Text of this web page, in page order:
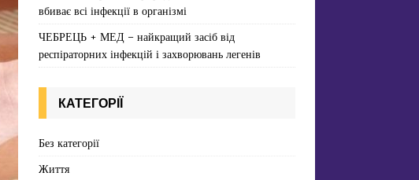
вбиває всі інфекції в організмі
ЧЕБРЕЦЬ + МЕД – найкращий засіб від
респіраторних інфекцій і захворювань легенів
КАТЕГОРІЇ
Без категорії
Життя